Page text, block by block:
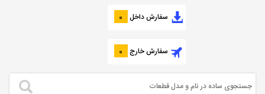
سفارش داخل 0
سفارش خارج 0